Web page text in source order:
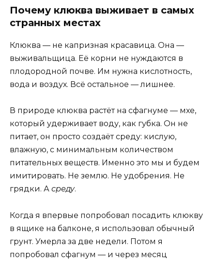
Почему клюква выживает в самых
странных местах
Клюква — не капризная красавица. Она —
выживальщица. Её корни не нуждаются в
плодородной почве. Им нужна кислотность,
вода и воздух. Всё остальное — лишнее.
В природе клюква растёт на сфагнуме — мхе,
который удерживает воду, как губка. Он не
питает, он просто создаёт среду: кислую,
влажную, с минимальным количеством
питательных веществ. Именно это мы и будем
имитировать. Не землю. Не удобрения. Не
грядки. А среду.
Когда я впервые попробовал посадить клюкву
в ящике на балконе, я использовал обычный
грунт. Умерла за две недели. Потом я
попробовал сфагнум — и через месяц